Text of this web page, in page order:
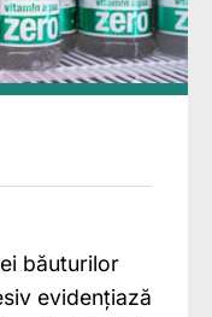
băuturilor
evidențiază